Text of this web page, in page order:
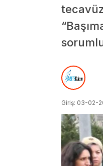
Giriş: 03-02-